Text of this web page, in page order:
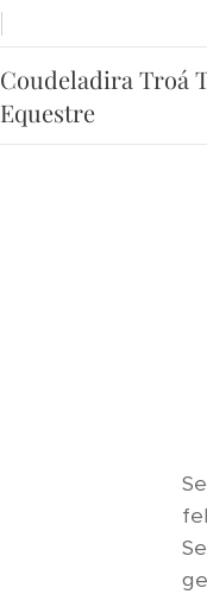
Coudeladira Troá
Equestre